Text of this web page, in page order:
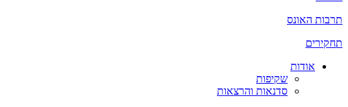
תרבות האונס
תחקירים
אודות
שקיפות
סדנאות והרצאות